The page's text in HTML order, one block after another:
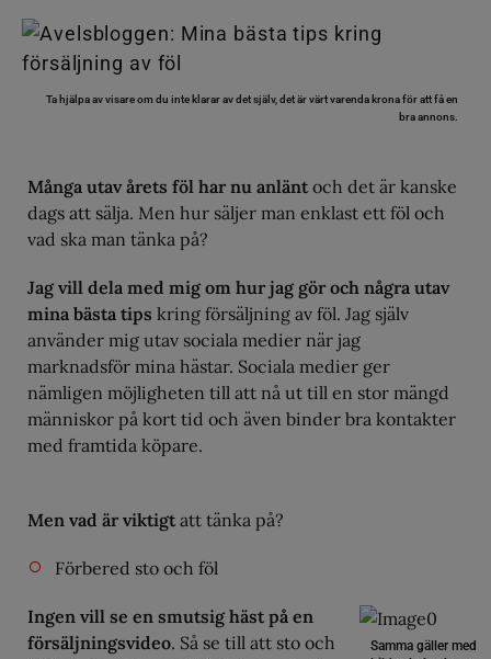
Ta hjälpa av visare om du inte klarar av det själv, det är värt varenda krona för att få en
bra annons.
Många utav årets föl har nu anläntoch det är kanske
dags att sälja. Men hur säljer man enklast ett föl och
vad ska man tänka på?
Jag vill dela med mig om hur jag gör och några utav
mina bästa tips kring försäljning av föl. Jag själv
använder mig utav sociala medier när jag
marknadsför mina hästar. Sociala medier ger
nämligen möjligheten till att nå ut till en stor mängd
människor på kort tid och även binder bra kontakter
med framtida köpare.
Men vad är viktigtatt tänka på?
Förbered sto och föl
Samma gäller med
Ingen vill se en smutsig häst på en
försäljningsvideo. Så se till att sto och